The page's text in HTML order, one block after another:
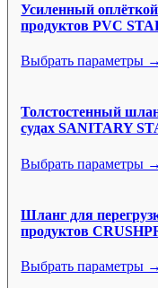
Усиленный
продуктов PVC
Выбрать параметры →
Толстостенный
судах SANITARY
Выбрать параметры →
Шланг для
продуктов
Выбрать параметры →